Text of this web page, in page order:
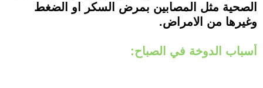
الصحية مثل المصابين بمرض السكر او الضغط
وغيرها من الامراض.
أسباب الدوخة في الصباح: